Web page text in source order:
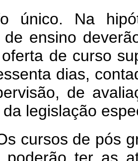
único. Na
de ensino
de curso
dias,
de
legislação
cursos de pós